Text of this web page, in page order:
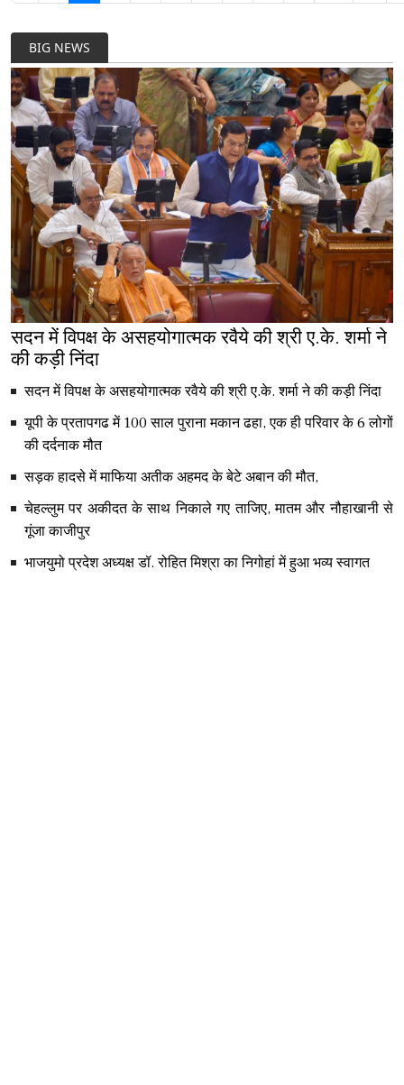
BIG NEWS
सदन में विपक्ष के असहयोगात्मक रवैये की श्री ए.के. शर्मा ने
की कड़ी निंदा
सदन में विपक्ष के असहयोगात्मक रवैये की श्री ए.के. शर्मा ने की कड़ी निंदा
यूपी के प्रतापगढ में 100 साल पुराना मकान ढहा, एक ही परिवार के 6 लोगों
की दर्दनाक मौत
सड़क हादसे में माफिया अतीक अहमद के बेटे अबान की मौत,
चेहल्लुम पर अकीदत के साथ निकाले गए ताजिए, मातम और नौहाखानी से
गूंजा काजीपुर
भाजयुमो प्रदेश अध्यक्ष डॉ. रोहित मिश्रा का निगोहां में हुआ भव्य स्वागत